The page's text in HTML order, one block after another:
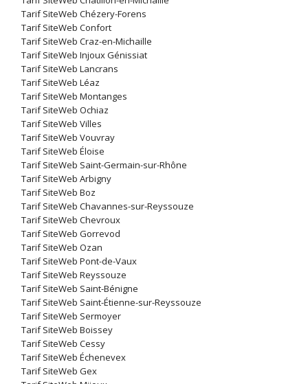
Tarif SiteWeb Chézery-Forens
Tarif SiteWeb Confort
Tarif SiteWeb Craz-en-Michaille
Tarif SiteWeb Injoux Génissiat
Tarif SiteWeb Lancrans
Tarif SiteWeb Léaz
Tarif SiteWeb Montanges
Tarif SiteWeb Ochiaz
Tarif SiteWeb Villes
Tarif SiteWeb Vouvray
Tarif SiteWeb Éloise
Tarif SiteWeb Saint-Germain-sur-Rhône
Tarif SiteWeb Arbigny
Tarif SiteWeb Boz
Tarif SiteWeb Chavannes-sur-Reyssouze
Tarif SiteWeb Chevroux
Tarif SiteWeb Gorrevod
Tarif SiteWeb Ozan
Tarif SiteWeb Pont-de-Vaux
Tarif SiteWeb Reyssouze
Tarif SiteWeb Saint-Bénigne
Tarif SiteWeb Saint-Étienne-sur-Reyssouze
Tarif SiteWeb Sermoyer
Tarif SiteWeb Boissey
Tarif SiteWeb Cessy
Tarif SiteWeb Échenevex
Tarif SiteWeb Gex